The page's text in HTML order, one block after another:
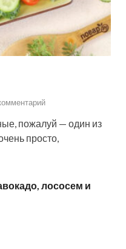
пожалуй — один из
просто,
лососем и